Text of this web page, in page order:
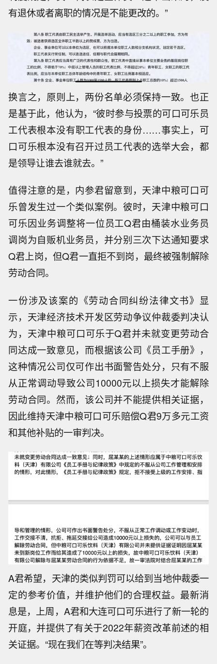
有退休或者离职的情况是不能更改的。”
换言之，原则上，两份名单必须保持一致。也正
是基于此，他认为，“彼时参与投票的可口可乐员
工代表根本没有职工代表的身份……事实上，可
口可乐根本没有召开过员工代表的选举大会，都
是领导让谁去谁就去。”
值得注意的是，内参君留意到，天津中粮可口可
乐曾发生过一个类似案例。彼时，天津中粮可口
可乐因业务调整将一位员工Q君由桶装水业务员
调岗为自贩机业务员，并分别三次下达通知要求
Q君上岗，但Q君一直拒不到岗，最终被强制解除
劳动合同。
一份涉及该案的《劳动合同纠纷法律文书》显
示，天津经济技术开发区劳动争议仲裁委判决认
为，天津中粮可口可乐于Q君并未就变更劳动合
同达成一致意见，而根据该公司《员工手册》，
这种情况公司仅可作出书面警告处分，只有不服
从正常调动导致公司10000元以上损失才能解除
劳动合同。然而，该公司并不能提供相关证据，
因此维持天津中粮可口可乐赔偿Q君9万多元工资
和其他补贴的一审判决。
A君希望，天津的类似判罚可以给到当地仲裁委一
定的参考价值，并维护他们的合理权益。最新消
息是，上周，A君和大连可口可乐进行了新一轮的
开庭，并提供了有关于2022年薪资改革前述的相
关证据。“现在我们在等判决结果”。